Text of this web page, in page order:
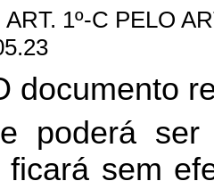
1º-C PELO
documento
poderá
ficará sem